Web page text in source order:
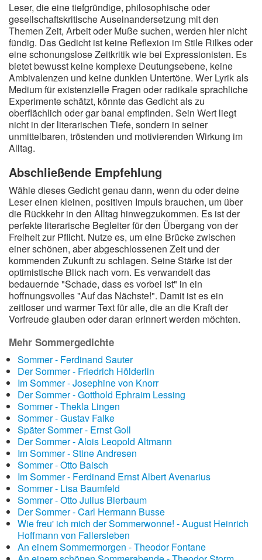
Leser, die eine tiefgründige, philosophische oder
gesellschaftskritische Auseinandersetzung mit den
Themen Zeit, Arbeit oder Muße suchen, werden hier nicht
fündig. Das Gedicht ist keine Reflexion im Stile Rilkes oder
eine schonungslose Zeitkritik wie bei Expressionisten. Es
bietet bewusst keine komplexe Deutungsebene, keine
Ambivalenzen und keine dunklen Untertöne. Wer Lyrik als
Medium für existenzielle Fragen oder radikale sprachliche
Experimente schätzt, könnte das Gedicht als zu
oberflächlich oder gar banal empfinden. Sein Wert liegt
nicht in der literarischen Tiefe, sondern in seiner
unmittelbaren, tröstenden und motivierenden Wirkung im
Alltag.
Abschließende Empfehlung
Wähle dieses Gedicht genau dann, wenn du oder deine
Leser einen kleinen, positiven Impuls brauchen, um über
die Rückkehr in den Alltag hinwegzukommen. Es ist der
perfekte literarische Begleiter für den Übergang von der
Freiheit zur Pflicht. Nutze es, um eine Brücke zwischen
einer schönen, aber abgeschlossenen Zeit und der
kommenden Zukunft zu schlagen. Seine Stärke ist der
optimistische Blick nach vorn. Es verwandelt das
bedauernde "Schade, dass es vorbei ist" in ein
hoffnungsvolles "Auf das Nächste!". Damit ist es ein
zeitloser und warmer Text für alle, die an die Kraft der
Vorfreude glauben oder daran erinnert werden möchten.
Mehr Sommergedichte
Sommer - Ferdinand Sauter
Der Sommer - Friedrich Hölderlin
Im Sommer - Josephine von Knorr
Der Sommer - Gotthold Ephraim Lessing
Sommer - Thekla Lingen
Sommer - Gustav Falke
Später Sommer - Ernst Goll
Der Sommer - Alois Leopold Altmann
Im Sommer - Stine Andresen
Sommer - Otto Baisch
Im Sommer - Ferdinand Ernst Albert Avenarius
Sommer - Lisa Baumfeld
Sommer - Otto Julius Bierbaum
Der Sommer - Carl Hermann Busse
Wie freu' ich mich der Sommerwonne! - August Heinrich
Hoffmann von Fallersleben
An einem Sommermorgen - Theodor Fontane